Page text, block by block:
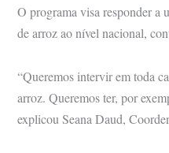
O programa visa responder a
de arroz ao nível nacional,
“Queremos intervir em toda
arroz. Queremos ter, por
explicou Seana Daud,